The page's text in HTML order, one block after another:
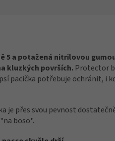
5 a potažená nitrilovou
kluzkých površích. Protector
pacička potřebuje ochránit, i
je přes svou pevnost
boso".